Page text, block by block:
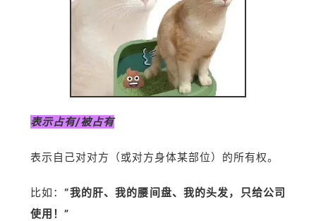
表示占有/被占有
表示自己对对方（或对方身体某部位）的所有权。
比如：“我的肝、我的腰间盘、我的头发，只给公司
使用！”